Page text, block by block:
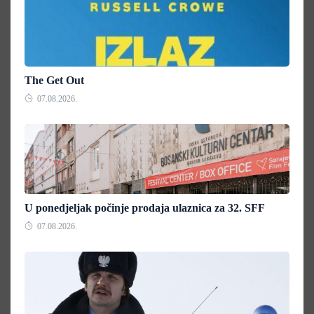
The Get Out
07.08.2026.
U ponedjeljak počinje prodaja ulaznica za 32. SFF
07.08.2026.